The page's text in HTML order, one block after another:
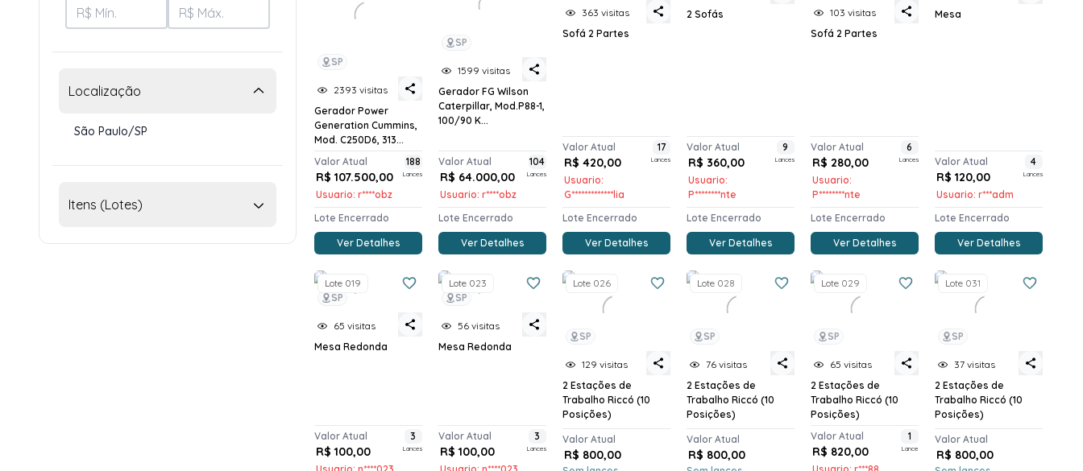
Localização
São Paulo/SP
Itens (Lotes)
SP
2393 visitas
Gerador Power
Generation Cummins,
Mod. C250D6, 313...
Valor Atual
R$ 107.500,00
Usuario: r****obz
188
Lances
Lote Encerrado
Ver Detalhes
SP
1599 visitas
Gerador FG Wilson
Caterpillar, Mod.P88-1,
100/90 K...
Valor Atual
R$ 64.000,00
Usuario: r****obz
104
Lances
Lote Encerrado
Ver Detalhes
363 visitas
Sofá 2 Partes
Valor Atual
R$ 420,00
Usuario:
G*************lia
17
Lances
Lote Encerrado
Ver Detalhes
2 Sofás
Valor Atual
R$ 360,00
Usuario:
P********nte
9
Lances
Lote Encerrado
Ver Detalhes
103 visitas
Sofá 2 Partes
Valor Atual
R$ 280,00
Usuario:
P********nte
6
Lances
Lote Encerrado
Ver Detalhes
Mesa
Valor Atual
R$ 120,00
Usuario: r***adm
4
Lances
Lote Encerrado
Ver Detalhes
SP
Lote 019
65 visitas
Mesa Redonda
Valor Atual
R$ 100,00
3
Lances
SP
Lote 023
56 visitas
Mesa Redonda
Valor Atual
R$ 100,00
3
Lances
SP
Lote 026
129 visitas
2 Estações de
Trabalho Riccó (10
Posições)
Valor Atual
R$ 800,00
SP
Lote 028
76 visitas
2 Estações de
Trabalho Riccó (10
Posições)
Valor Atual
R$ 800,00
SP
Lote 029
65 visitas
2 Estações de
Trabalho Riccó (10
Posições)
Valor Atual
R$ 820,00
1
Lance
SP
Lote 031
37 visitas
2 Estações de
Trabalho Riccó (10
Posições)
Valor Atual
R$ 800,00